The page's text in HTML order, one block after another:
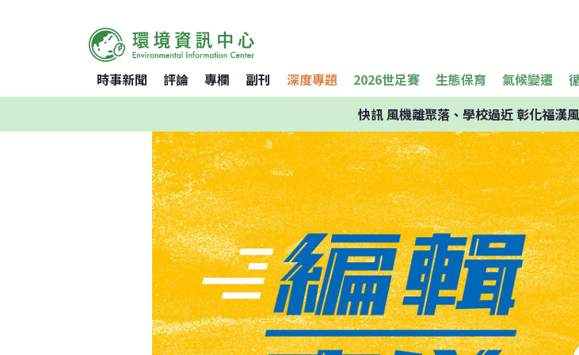
時事新聞 評論 專欄 副刊 深度專題 2026世足賽 生態保育 氣候變遷
快訊風機離聚落、學校過近 彰化福漢